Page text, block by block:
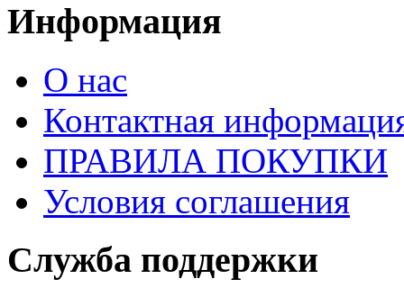
Информация
О нас
Контактная
ПРАВИЛА ПОКУПКИ
Условия соглашения
Служба поддержки